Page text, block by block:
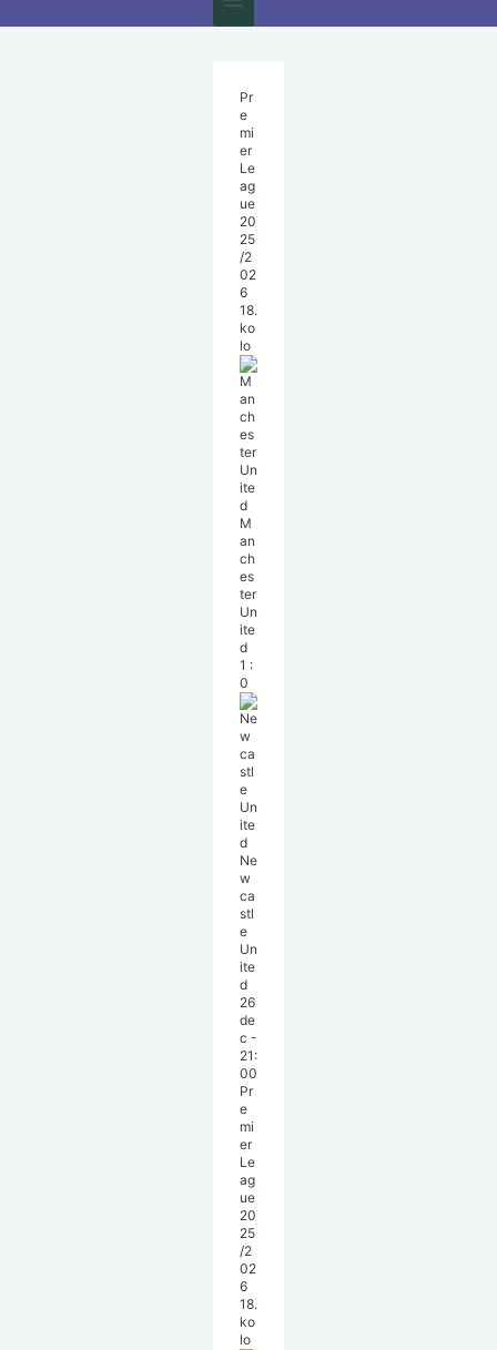
Pr
e
mi
er
Le
ag
ue
20
25
/2
02
6
18.
ko
lo
M
an
ch
es
ter
Un
ite
d
1 :
0
Ne
w
ca
stl
e
Un
ite
d
26
de
c -
21:
00
Pr
e
mi
er
Le
ag
ue
20
25
/2
02
6
18.
ko
lo